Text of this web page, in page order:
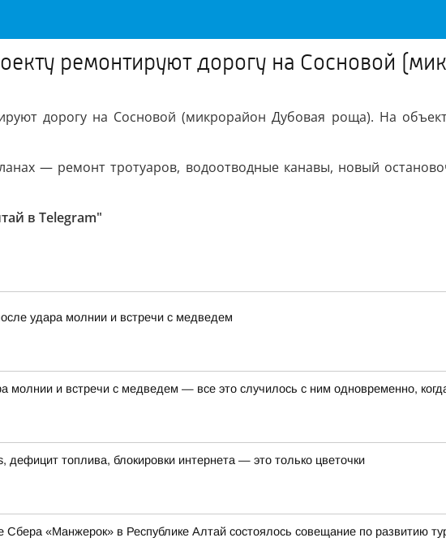
ремонтируют дорогу на Сосновой
дорогу на Сосновой (микрорайон Дубовая роща). На
— ремонт тротуаров, водоотводные канавы, новый
в Telegram"
удара молнии и встречи с медведем
молнии и встречи с медведем — все это случилось с ним одновременно,
дефицит топлива, блокировки интернета — это только цветочки
Сбера «Манжерок» в Республике Алтай состоялось совещание по развитию